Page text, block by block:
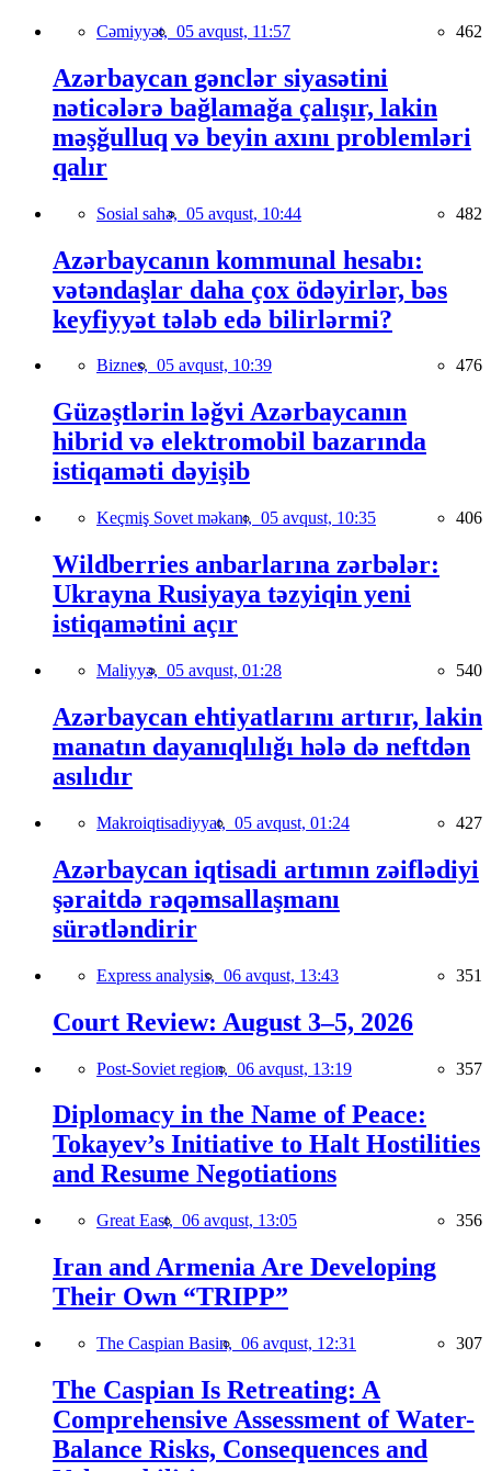
Cəmiyyət, 05 avqust, 11:57 462
Azərbaycan gənclər siyasətini
nəticələrə bağlamağa çalışır, lakin
məşğulluq və beyin axını problemləri
qalır
Sosial sahə, 05 avqust, 10:44 482
Azərbaycanın kommunal hesabı:
vətəndaşlar daha çox ödəyirlər, bəs
keyfiyyət tələb edə bilirlərmi?
Biznes, 05 avqust, 10:39 476
Güzəştlərin ləğvi Azərbaycanın
hibrid və elektromobil bazarında
istiqaməti dəyişib
Keçmiş Sovet məkanı, 05 avqust, 10:35 406
Wildberries anbarlarına zərbələr:
Ukrayna Rusiyaya təzyiqin yeni
istiqamətini açır
Maliyyə, 05 avqust, 01:28 540
Azərbaycan ehtiyatlarını artırır, lakin
manatın dayanıqlılığı hələ də neftdən
asılıdır
Makroiqtisadiyyat, 05 avqust, 01:24 427
Azərbaycan iqtisadi artımın zəiflədiyi
şəraitdə rəqəmsallaşmanı
sürətləndirir
Express analysis, 06 avqust, 13:43 351
Court Review: August 3–5, 2026
Post-Soviet region, 06 avqust, 13:19 357
Diplomacy in the Name of Peace:
Tokayev’s Initiative to Halt Hostilities
and Resume Negotiations
Great East, 06 avqust, 13:05 356
Iran and Armenia Are Developing
Their Own “TRIPP”
The Caspian Basin, 06 avqust, 12:31 307
The Caspian Is Retreating: A
Comprehensive Assessment of Water-
Balance Risks, Consequences and